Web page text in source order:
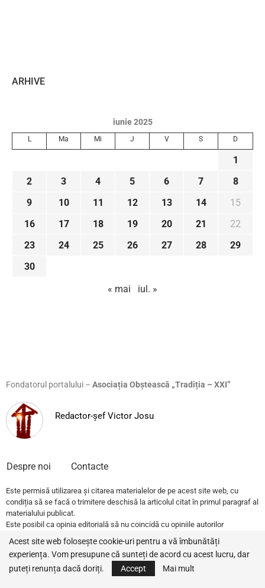
ARHIVE
iunie 2025
L Ma Mi J V S D
1
2
3 4 5 6 7
8
9
10 11 12 13 14
15
16
17 18 19 20 21
22
23
24 25 26 27 28
29
30
« mai
iul. »
Fondatorul portalului – Asociația Obștească „Tradiția – XXI”
Redactor-șef Victor Josu
Despre noi Contacte
Este permisă utilizarea și citarea materialelor de pe acest site web, cu
condiția să se facă o trimitere deschisă la articolul citat în primul paragraf al
materialului publicat.
Este posibil ca opinia editorială să nu coincidă cu opiniile autorilor
publicațiilor.
© 2022 – All Rights Reserved.Traditia.md
Acest site web folosește cookie-uri pentru a vă îmbunătăți
experiența. Vom presupune că sunteți de acord cu acest lucru, dar
puteți renunța dacă doriți.
Accept Mai mult